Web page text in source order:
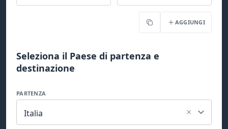
Copia AGGIUNGI
Seleziona il Paese di partenza e
destinazione
PARTENZA
Italia ×